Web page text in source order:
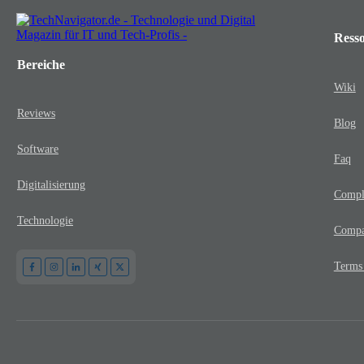
Bereiche
Reviews
Software
Digitalisierung
Technologie
Wiki
Blog
Faq